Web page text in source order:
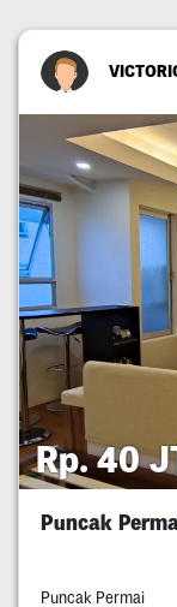
Rp. 40
Puncak
Puncak Permai